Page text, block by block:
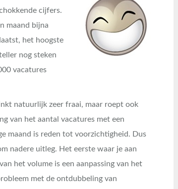
cijfers.
maand bijna
het hoogste
nog steken
vacatures
natuurlijk zeer fraai, maar roept ook
van het aantal vacatures met een
maand is reden tot voorzichtigheid. Dus
nadere uitleg. Het eerste waar je aan
het volume is een aanpassing van het
met de ontdubbeling van